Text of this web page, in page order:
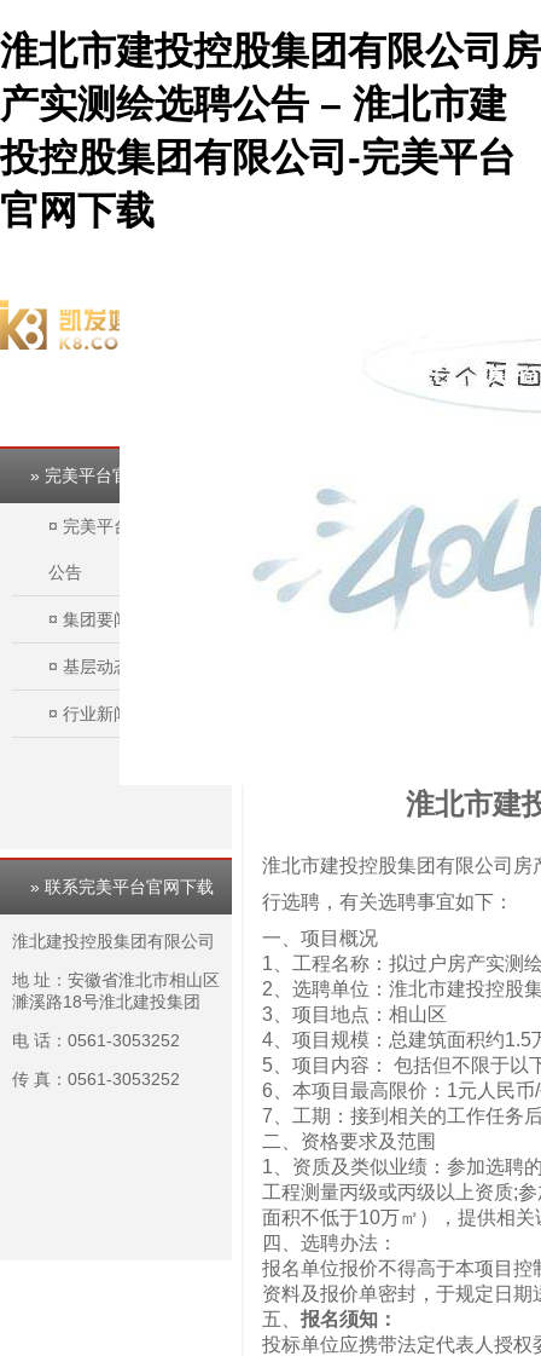
淮北市建投控股集团有限公司房
产实测绘选聘公告 – 淮北市建
投控股集团有限公司-完美平台
官网下载
完美平
» 完美平台官网下载的公告
¤ 完美平台官网下载的
公告
¤ 集团要闻
¤ 基层动态
¤ 行业新闻
» 联系完美平台官网下载
淮北建投控股集团有限公司
地 址：安徽省淮北市相山区
濉溪路18号淮北建投集团
电 话：0561-3053252
传 真：0561-3053252
淮北市建
淮北市建投控股集团有限公司
行选聘，有关选聘事宜如下：
一、项目概况
1、工程名称：拟过户房产实测
2、选聘单位：淮
3、项目地点：相山区
4、项目规模：总建筑面积约1.5
5、项目内容： 包括但不限于以
6、本项目最高限价：1元人民
7、工期：接到相关的工作任务
二、资格要求及范围
1、资质及类似业绩：参加选聘
工程测量丙级或丙级以上资质;
面积不低于10万㎡），提供相关
四、选聘办法：
报名单位报价不得高于本项目
资料及报价单密封，于规定日期
五、 报名须知：
投标单位应携带法定代表人授